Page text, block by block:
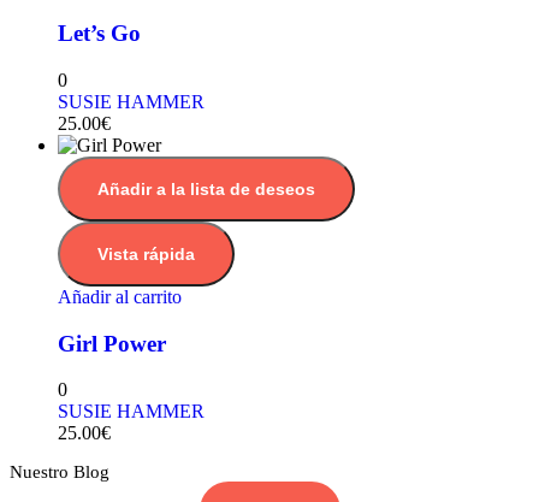
Let’s Go
0
SUSIE HAMMER
25.00€
Añadir a la lista de deseos
Vista rápida
Añadir al carrito
Girl Power
0
SUSIE HAMMER
25.00€
Nuestro Blog